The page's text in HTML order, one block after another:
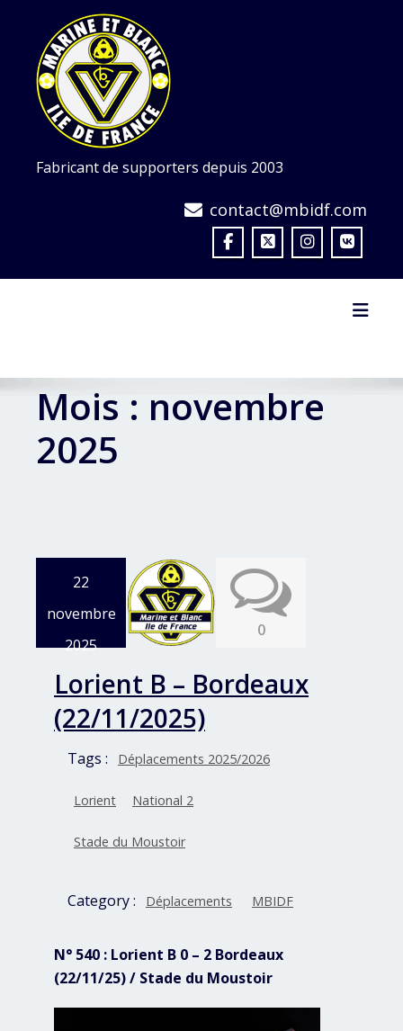
content
Fabricant de supporters depuis 2003
contact@mbidf.com
Mois : novembre
2025
22
novembre
2025
0
Lorient B – Bordeaux
(22/11/2025)
Tags : Déplacements 2025/2026
Lorient National 2
Stade du Moustoir
Category : Déplacements MBIDF
N° 540 : Lorient B 0 – 2 Bordeaux
(22/11/25) / Stade du Moustoir